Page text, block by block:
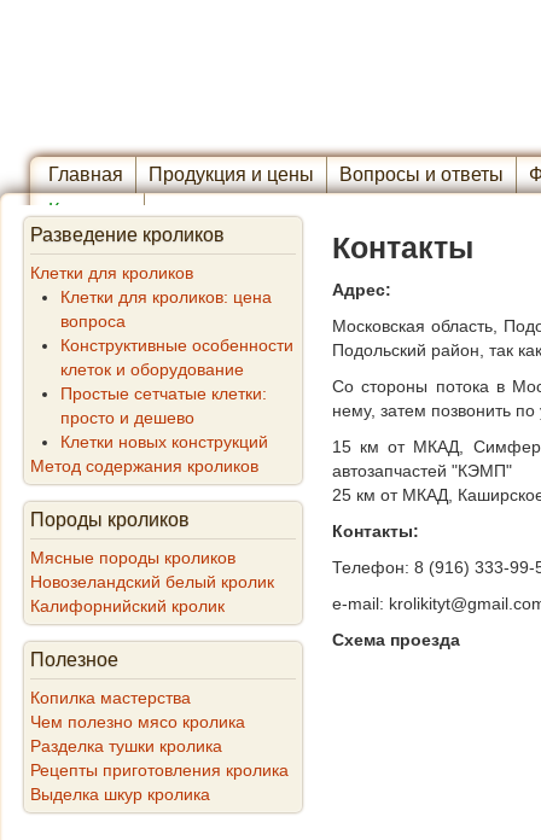
Главная Продукция и цены Вопросы и ответы
Контакты
Разведение кроликов
Клетки для кроликов
Клетки для кроликов: цена
вопроса
Конструктивные особенности
клеток и оборудование
Простые сетчатые клетки:
просто и дешево
Клетки новых конструкций
Метод содержания кроликов
Породы кроликов
Мясные породы кроликов
Новозеландский белый кролик
Калифорнийский кролик
Полезное
Копилка мастерства
Чем полезно мясо кролика
Разделка тушки кролика
Рецепты приготовления кролика
Выделка шкур кролика
Контакты
Адрес:
Московская область,
Подольский район, так
Со стороны потока в
нему, затем позвонить
15 км от МКАД,
автозапчастей "КЭМП"
25 км от МКАД,
Контакты:
Телефон: 8 (916) 333-99-
e-mail:
Схема проезда